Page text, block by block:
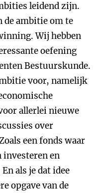
leidend zijn.
de ambitie om te
Wij hebben
oefening
Bestuurskunde.
voor, namelijk
allerlei nieuwe
over
een fonds waar
investeren en
als je dat idee
opgave van de